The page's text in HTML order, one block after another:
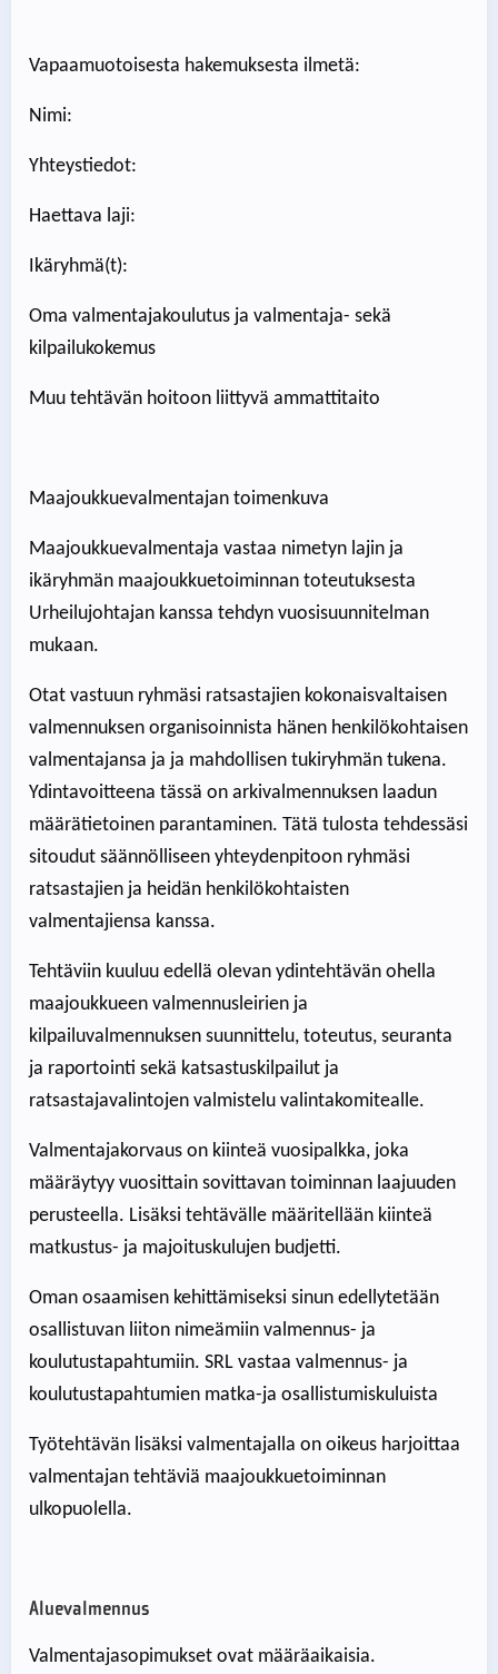
Vapaamuotoisesta hakemuksesta ilmetä:
Nimi:
Yhteystiedot:
Haettava laji:
Ikäryhmä(t):
Oma valmentajakoulutus ja valmentaja- sekä
kilpailukokemus
Muu tehtävän hoitoon liittyvä ammattitaito
Maajoukkuevalmentajan toimenkuva
Maajoukkuevalmentaja vastaa nimetyn lajin ja
ikäryhmän maajoukkuetoiminnan toteutuksesta
Urheilujohtajan kanssa tehdyn vuosisuunnitelman
mukaan.
Otat vastuun ryhmäsi ratsastajien kokonaisvaltaisen
valmennuksen organisoinnista hänen henkilökohtaisen
valmentajansa ja ja mahdollisen tukiryhmän tukena.
Ydintavoitteena tässä on arkivalmennuksen laadun
määrätietoinen parantaminen. Tätä tulosta tehdessäsi
sitoudut säännölliseen yhteydenpitoon ryhmäsi
ratsastajien ja heidän henkilökohtaisten
valmentajiensa kanssa.
Tehtäviin kuuluu edellä olevan ydintehtävän ohella
maajoukkueen valmennusleirien ja
kilpailuvalmennuksen suunnittelu, toteutus, seuranta
ja raportointi sekä katsastuskilpailut ja
ratsastajavalintojen valmistelu valintakomitealle.
Valmentajakorvaus on kiinteä vuosipalkka, joka
määräytyy vuosittain sovittavan toiminnan laajuuden
perusteella. Lisäksi tehtävälle määritellään kiinteä
matkustus- ja majoituskulujen budjetti.
Oman osaamisen kehittämiseksi sinun edellytetään
osallistuvan liiton nimeämiin valmennus- ja
koulutustapahtumiin. SRL vastaa valmennus- ja
koulutustapahtumien matka-ja osallistumiskuluista
Työtehtävän lisäksi valmentajalla on oikeus harjoittaa
valmentajan tehtäviä maajoukkuetoiminnan
ulkopuolella.
Aluevalmennus
Valmentajasopimukset ovat määräaikaisia.